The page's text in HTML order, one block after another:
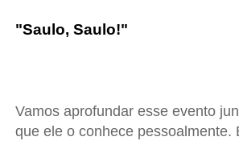
"Saulo, Saulo!"
Vamos aprofundar esse evento
que ele o conhece